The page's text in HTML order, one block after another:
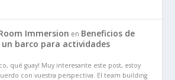
Immersion en Beneficios de
barco para actividades
qué guay! Muy interesante este post, estoy
con vuestra perspectiva. El team building